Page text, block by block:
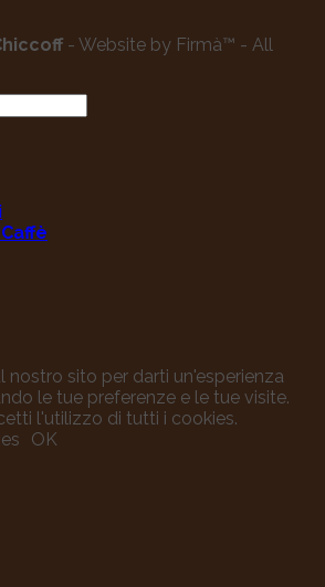
- Website by Firmà™ - All
nostro sito per darti un'esperienza
le tue preferenze e le tue visite.
l'utilizzo di tutti i cookies.
OK